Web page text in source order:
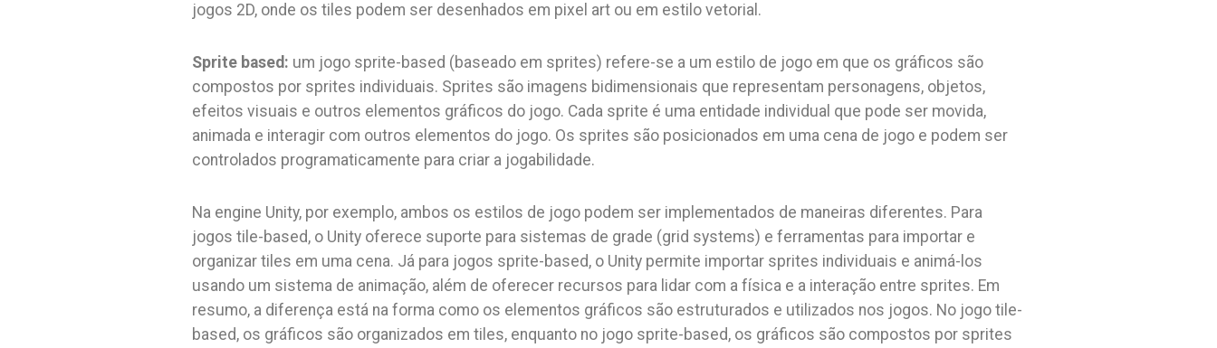
jogos 2D, onde os tiles podem ser desenhados em pixel art ou em estilo vetorial.
Sprite based: um jogo sprite-based (baseado em sprites) refere-se a um estilo de jogo em que os gráficos são
compostos por sprites individuais. Sprites são imagens bidimensionais que representam personagens, objetos,
efeitos visuais e outros elementos gráficos do jogo. Cada sprite é uma entidade individual que pode ser movida,
animada e interagir com outros elementos do jogo. Os sprites são posicionados em uma cena de jogo e podem ser
controlados programaticamente para criar a jogabilidade.
Na engine Unity, por exemplo, ambos os estilos de jogo podem ser implementados de maneiras diferentes. Para
jogos tile-based, o Unity oferece suporte para sistemas de grade (grid systems) e ferramentas para importar e
organizar tiles em uma cena. Já para jogos sprite-based, o Unity permite importar sprites individuais e animá-los
usando um sistema de animação, além de oferecer recursos para lidar com a física e a interação entre sprites. Em
resumo, a diferença está na forma como os elementos gráficos são estruturados e utilizados nos jogos. No jogo tile-
based, os gráficos são organizados em tiles, enquanto no jogo sprite-based, os gráficos são compostos por sprites